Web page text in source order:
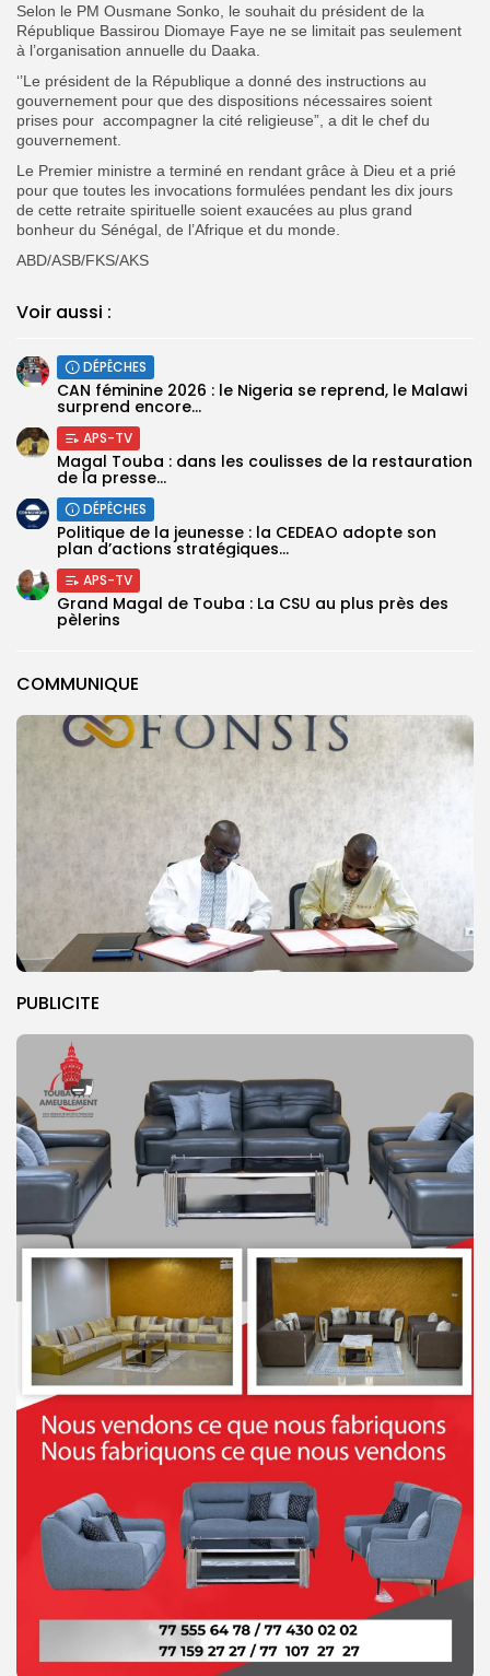
COMMUNIQUE
PUBLICITE
Selon le PM Ousmane Sonko, le souhait du président de la
République Bassirou Diomaye Faye ne se limitait pas seulement
à l’organisation annuelle du Daaka.
‘’Le président de la République a donné des instructions au
gouvernement pour que des dispositions nécessaires soient
prises pour accompagner la cité religieuse”, a dit le chef du
gouvernement.
Le Premier ministre a terminé en rendant grâce à Dieu et a prié
pour que toutes les invocations formulées pendant les dix jours
de cette retraite spirituelle soient exaucées au plus grand
bonheur du Sénégal, de l’Afrique et du monde.
ABD/ASB/FKS/AKS
Voir aussi :
DÉPÊCHES
‎CAN féminine 2026 : le Nigeria se reprend, le Malawi
surprend encore...
APS-TV
Magal Touba : dans les coulisses de la restauration
de la presse...
DÉPÊCHES
Politique de la jeunesse : la CEDEAO adopte son
plan d’actions stratégiques...
APS-TV
Grand Magal de Touba : La CSU au plus près des
pèlerins